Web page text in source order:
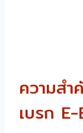
ความส
เบรก